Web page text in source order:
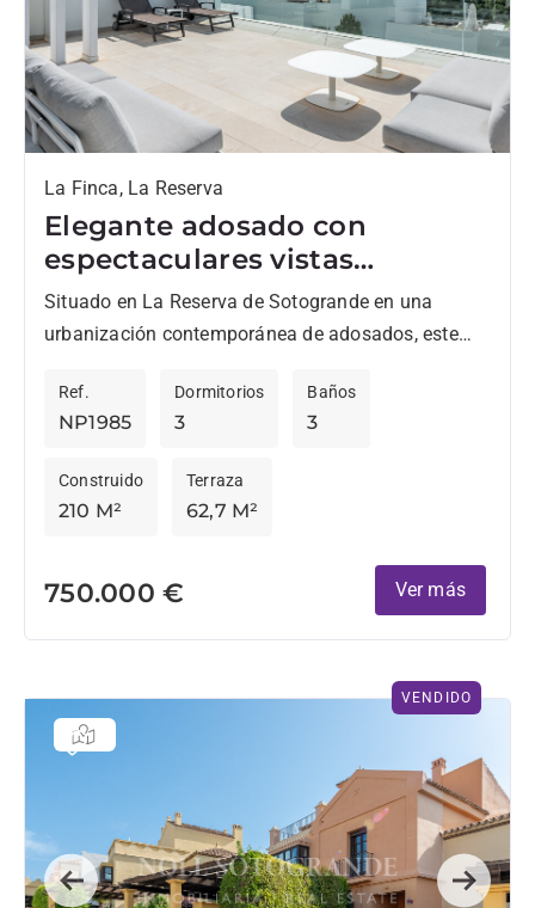
La Finca, La Reserva
Elegante adosado con
espectaculares vistas
panorámicas hasta el mar
Situado en La Reserva de Sotogrande en una
urbanización contemporánea de adosados, este
privilegiada ubicación y sus impresionantes...
NP1985
Ref.
3
Dormitorios
3
Baños
210 M²
Construido
62,7 M²
Terraza
750.000 € Ver más
Previous Next
VENDIDO